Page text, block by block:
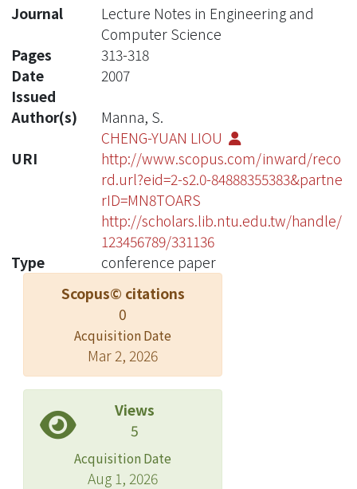
Journal
Lecture Notes in Engineering and
Computer Science
Pages
313-318
Date
Issued
2007
Author(s)
Manna, S.
CHENG-YUAN LIOU
URI
http://www.scopus.com/inward/reco
rd.url?eid=2-s2.0-84888355383&partne
rID=MN8TOARS
http://scholars.lib.ntu.edu.tw/handle/
123456789/331136
Type
conference paper
Scopus© citations
0
Acquisition Date
Mar 2, 2026
Views
5
Acquisition Date
Aug 1, 2026